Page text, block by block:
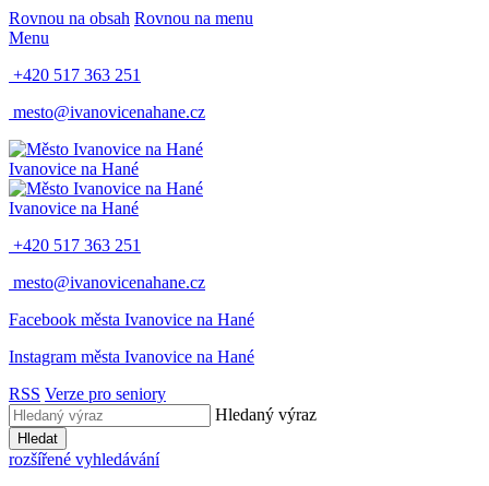
Rovnou na obsah Rovnou na menu
Menu
+420 517 363 251
mesto@ivanovicenahane.cz
Ivanovice na Hané
Ivanovice na Hané
+420 517 363 251
mesto@ivanovicenahane.cz
Facebook města Ivanovice na Hané
Instagram města Ivanovice na Hané
RSS Verze pro seniory
Hledaný výraz
Hledat
rozšířené vyhledávání